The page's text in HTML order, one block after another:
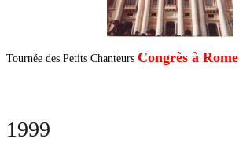
Tournée des Petits Chanteurs Congrès à Rome
1999